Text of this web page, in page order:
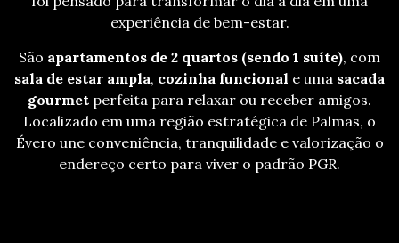
experiência de bem-estar.
São apartamentos de 2 quartos (sendo 1 suíte), com
sala de estar ampla, cozinha funcional e uma sacada
gourmet perfeita para relaxar ou receber amigos.
Localizado em uma região estratégica de Palmas, o
Évero une conveniência, tranquilidade e valorização o
endereço certo para viver o padrão PGR.